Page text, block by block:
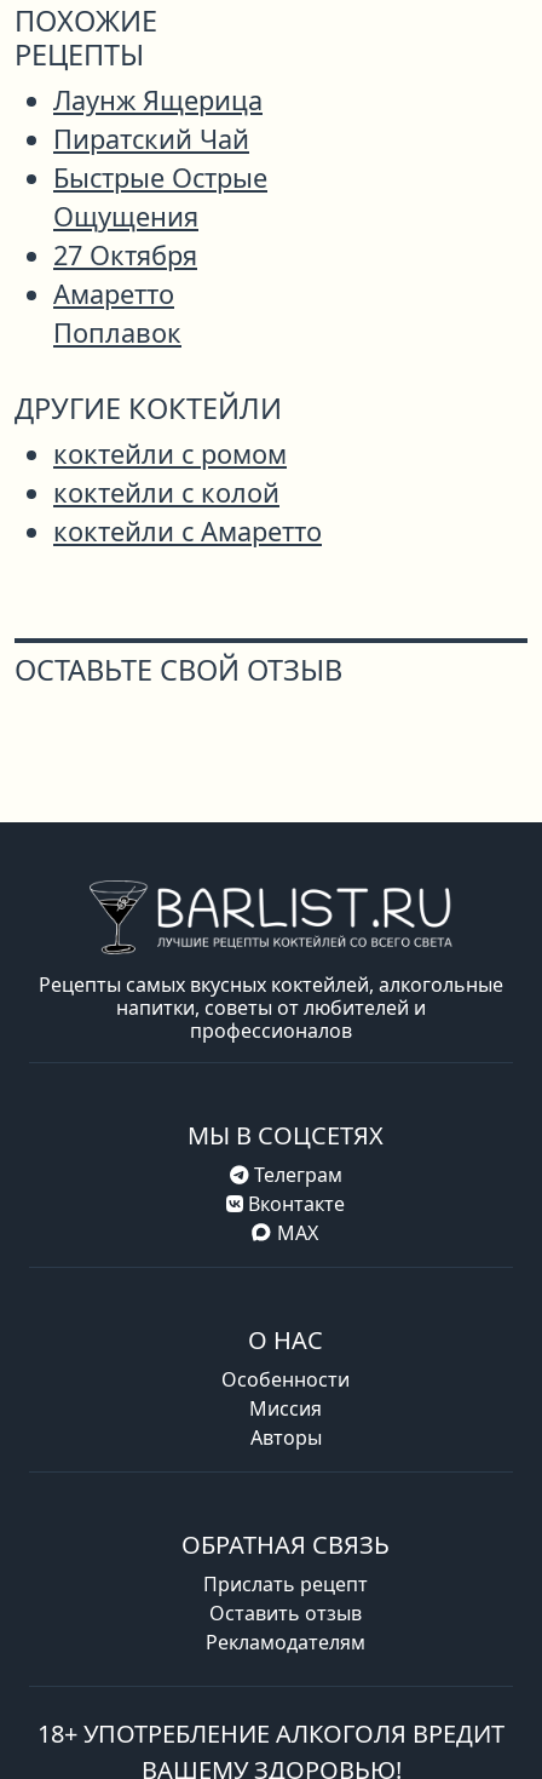
ПОХОЖИЕ
РЕЦЕПТЫ
Лаунж Ящерица
Пиратский Чай
Быстрые Острые
Ощущения
27 Октября
Амаретто
Поплавок
ДРУГИЕ КОКТЕЙЛИ
коктейли с ромом
коктейли с колой
коктейли с Амаретто
ОСТАВЬТЕ СВОЙ ОТЗЫВ
Рецепты самых вкусных коктейлей, алкогольные
напитки, советы от любителей и
профессионалов
МЫ В СОЦСЕТЯХ
Телеграм
Вконтакте
MAX
О НАС
Особенности
Миссия
Авторы
ОБРАТНАЯ СВЯЗЬ
Прислать рецепт
Оставить отзыв
Рекламодателям
18+ УПОТРЕБЛЕНИЕ АЛКОГОЛЯ ВРЕДИТ
ВАШЕМУ ЗДОРОВЬЮ!